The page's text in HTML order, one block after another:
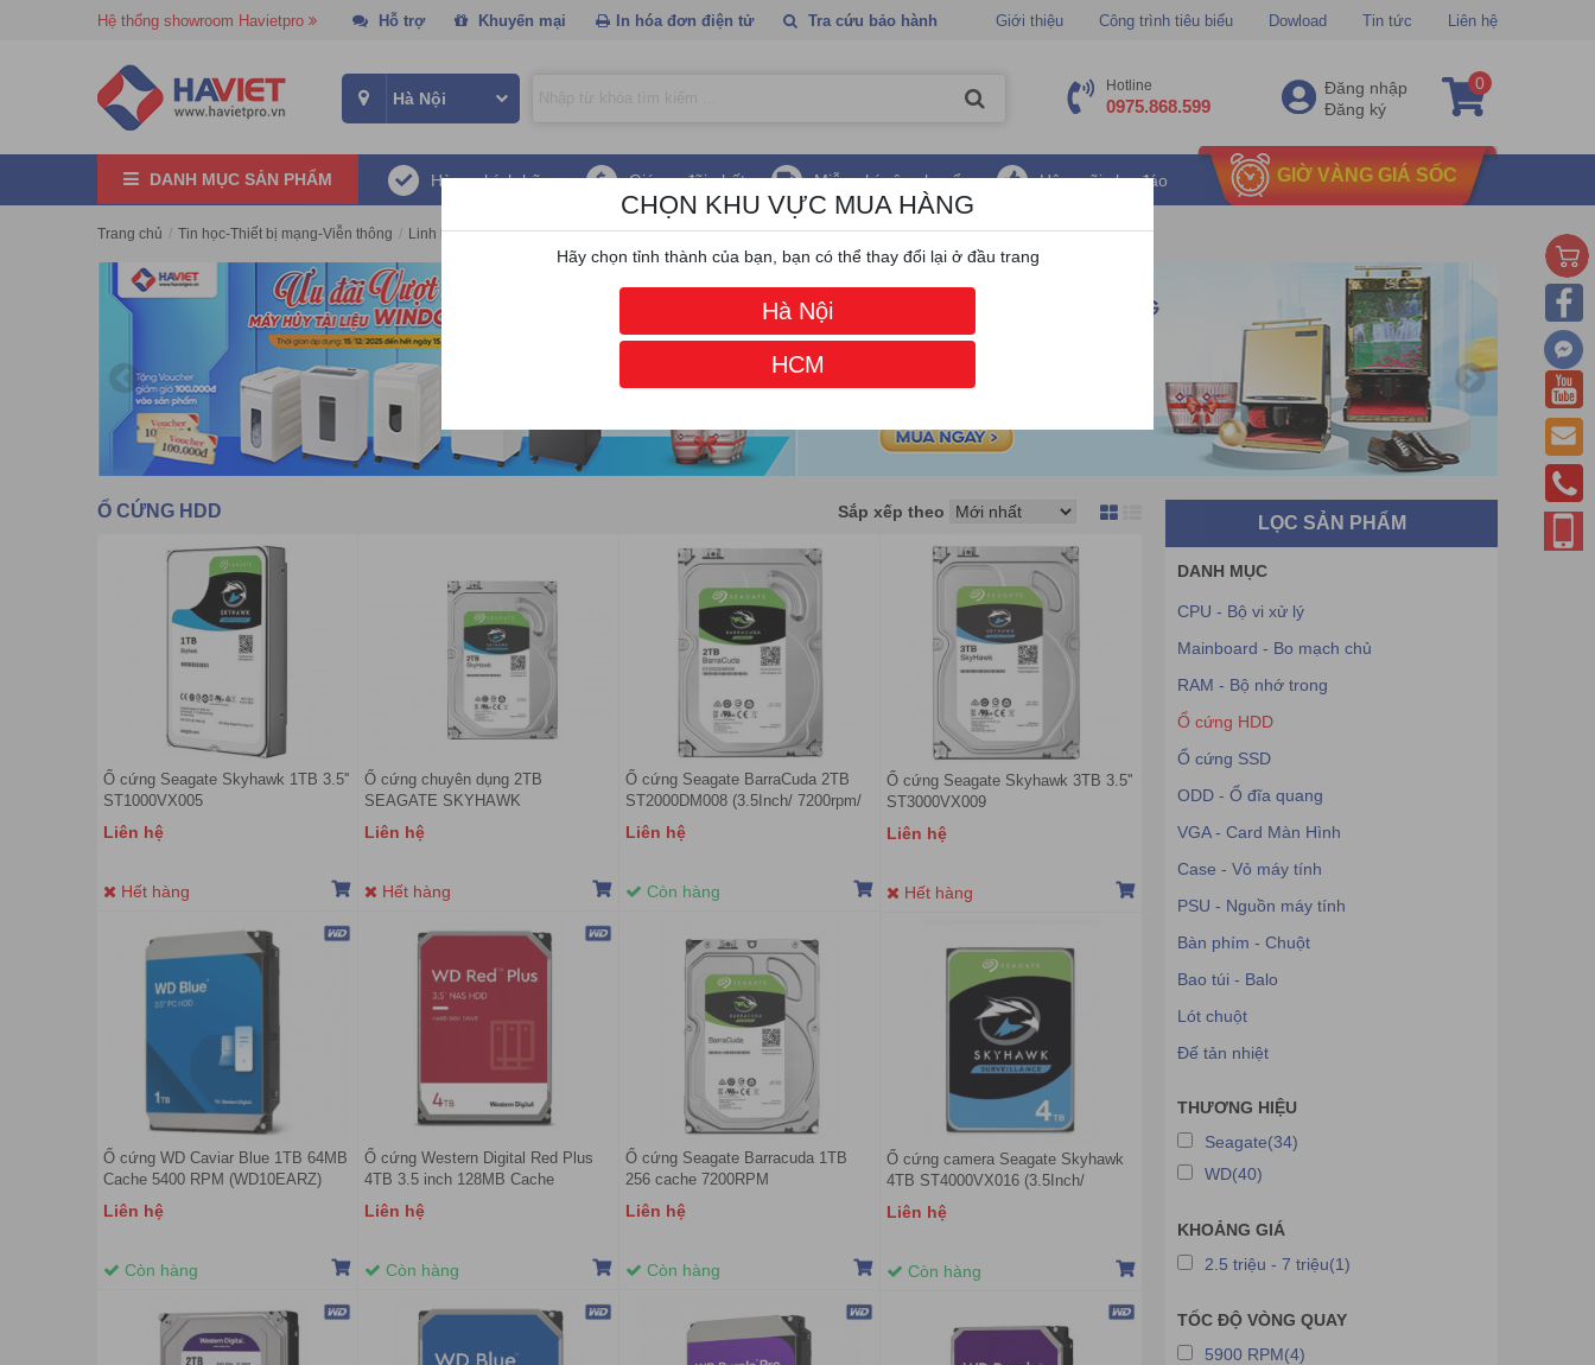
Hệ thống showroom Havietpro Hỗ trợ Khuyến mại In hóa đơn điện tử Tra cứu bảo hành Giới thiệu Công trình tiêu biểu Dowload Tin tức Liên hệ
Hotline
0975.868.599
Đăng nhập
Đăng ký
0
DANH MỤC SẢN PHẨM Hàng chính hãng Giá ưu đãi nhất Miễn phí vận chuyển Hậu mãi chu đáo GIỜ VÀNG GIÁ SỐC
Trang chủ / Tin học-Thiết bị mạng-Viễn thông / Linh kiện máy tính / ​Ổ cứng HDD
​Ổ CỨNG HDD Sắp xếp theo
Ổ cứng Seagate Skyhawk 1TB 3.5''
ST1000VX005
Liên hệ
Hết hàng
Ổ cứng chuyên dụng 2TB
SEAGATE SKYHAWK
ST2000VX015
Liên hệ
Hết hàng
Ổ cứng Seagate BarraCuda 2TB
ST2000DM008 (3.5Inch/ 7200rpm/
256MB/ SATA3)
Liên hệ
Còn hàng
Ổ cứng Seagate Skyhawk 3TB 3.5''
ST3000VX009
Liên hệ
Hết hàng
Ổ cứng WD Caviar Blue 1TB 64MB
Cache 5400 RPM (WD10EARZ)
Liên hệ
Còn hàng
Ổ cứng Western Digital Red Plus
4TB 3.5 inch 128MB Cache
5400RPM WD40EFZZ
Liên hệ
Còn hàng
Ổ cứng Seagate Barracuda 1TB
256 cache 7200RPM
ST1000DM014
Liên hệ
Còn hàng
Ổ cứng camera Seagate Skyhawk
4TB ST4000VX016 (3.5Inch/
5400rpm/ Cache 256MB/ SATA3)
Liên hệ
Còn hàng
LỌC SẢN PHẨM
DANH MỤC
CPU - Bộ vi xử lý
​Mainboard - Bo mạch chủ
RAM - Bộ nhớ trong
​Ổ cứng HDD
​Ổ cứng SSD
​ODD - Ổ đĩa quang
VGA - Card Màn Hình
Case - Vỏ máy tính
PSU - Nguồn máy tính
Bàn phím - Chuột
Bao túi - Balo
Lót chuột
Đế tản nhiệt
THƯƠNG HIỆU
Seagate(34)
WD(40)
KHOẢNG GIÁ
2.5 triệu - 7 triệu(1)
TỐC ĐỘ VÒNG QUAY
5900 RPM(4)
CHỌN KHU VỰC MUA HÀNG
Hãy chọn tỉnh thành của bạn, bạn có thể thay đổi lại ở đầu trang
Hà Nội
HCM